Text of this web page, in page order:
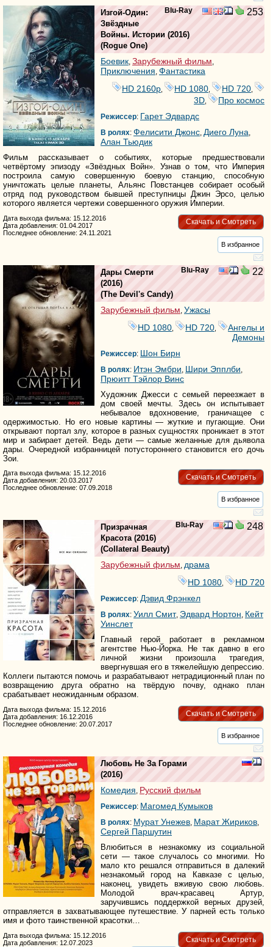
Blu-Ray 253
Изгой-Один:
Звёздные
Войны. Истории (2016)
(Rogue One)
Боевик, Зарубежный фильм,
Приключения, Фантастика
HD 2160р
HD 1080 HD 720
3D Про космос
Режиссер: Гарет Эдвардс
В ролях: Фелисити Джонс, Диего Луна,
Алан Тьюдик
Фильм рассказывает о событиях, которые предшествовали
четвёртому эпизоду «Звёздных Войн». Узнав о том, что Империя
построила самую совершенную боевую станцию, способную
уничтожать целые планеты, Альянс Повстанцев собирает особый
отряд под руководством бывшей преступницы Джин Эрсо, целью
которого является чертежи совершенного оружия Империи.
Скачать и Смотреть
Дата выхода фильма: 15.12.2016
Дата добавления: 01.04.2017
Последнее обновление: 24.11.2021
В избранное
Blu-Ray 22
Дары Смерти
(2016)
(The Devil's Candy)
Зарубежный фильм Ужасы
HD 1080
HD 720
Ангелы и
Демоны
Режиссер: Шон Бирн
В ролях: Итэн Эмбри Шири Эпплби
Прюитт Тэйлор Винс
Художник Джесси с семьей переезжает в
дом своей мечты. Здесь он испытывает
небывалое вдохновение, граничащее с
одержимостью. Но его новые картины — жуткие и пугающие. Они
открывают портал злу, которое в разных сущностях проникает в этот
мир и забирает детей. Ведь дети — самые желанные для дьявола
дары. Очередной избранницей потустороннего становится его дочь
Зои.
Скачать и Смотреть
Дата выхода фильма: 15.12.2016
Дата добавления: 20.03.2017
Последнее обновление: 07.09.2018
В избранное
Blu-Ray 248
Призрачная
Красота(2016)
(Collateral Beauty)
Зарубежный фильм, драма
HD 1080, HD 720
Режиссер: Дэвид Фрэнкел
В ролях: Уилл Смит, Эдвард Нортон, Кейт
Уинслет
Главный герой работает в рекламном
агентстве Нью-Йорка. Не так давно в его
личной жизни произошла трагедия,
ввергнувшая его в тяжелейшую депрессию.
Коллеги пытаются помочь и разрабатывают нетрадиционный план по
возвращению друга обратно на твёрдую почву, однако план
срабатывает неожиданным образом.
Скачать и Смотреть
Дата выхода фильма: 15.12.2016
Дата добавления: 16.12.2016
Последнее обновление: 20.07.2017
В избранное
Любовь Не За Горами
(2016)
Комедия, Русский фильм
Режиссер: Магомед Кумыков
В ролях: Мурат Унежев, Марат Жириков,
Серг­ей Паршутин
Влюбиться в незнакомку из социальной
сети — такое случалось со многими. Но
мало кто решался отправиться в далекий
незнакомый город на Кавказе с целью,
наконец, увидеть вживую свою любовь.
Молодой врач-красавец Артур,
заручившись поддержкой верных друзей,
отправляется в захватывающее путешествие. У парней есть только
имя и фото таинственной красотки…
Скачать и Смотреть
Дата выхода фильма: 15.12.2016
Дата добавления: 12.07.2023